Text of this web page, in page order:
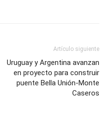
Artículo siguiente
Uruguay y Argentina avanzan
en proyecto para construir
puente Bella Unión-Monte
Caseros